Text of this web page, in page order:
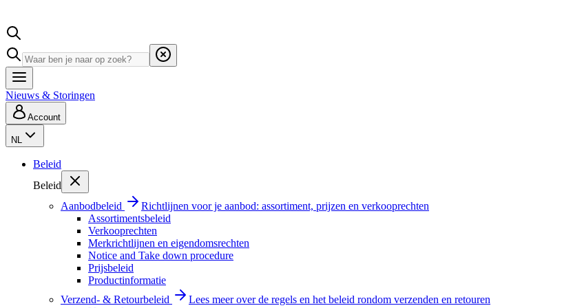
Nieuws & Storingen
Account
NL
Beleid
Beleid
Aanbodbeleid
Richtlijnen voor je aanbod: assortiment, prijzen en verkooprechten
Assortimentsbeleid
Verkooprechten
Merkrichtlijnen en eigendomsrechten
Notice and Take down procedure
Prijsbeleid
Productinformatie
Verzend- & Retourbeleid
Lees meer over de regels en het beleid rondom verzenden en retouren